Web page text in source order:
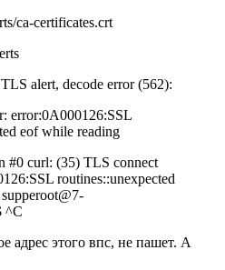
ca-certificates.crt
alert, decode error (562):
error:0A000126:SSL
eof while reading
#0 curl: (35) TLS connect
routines::unexpected
^C
адрес этого впс, не пашет. А